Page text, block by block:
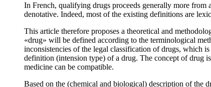
In French, qualifying drugs proceeds generally more
denotative. Indeed, most of the existing definitions are
This article therefore proposes a theoretical and
«drug» will be defined according to the terminological
inconsistencies of the legal classification of drugs, which
definition (intension type) of a drug. The concept of drug
medicine can be compatible.
Based on the (chemical and biological) description of the